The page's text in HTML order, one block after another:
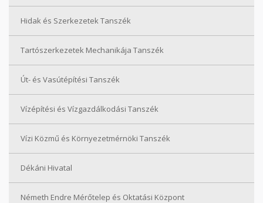
Hidak és Szerkezetek Tanszék
Tartószerkezetek Mechanikája Tanszék
Út- és Vasútépítési Tanszék
Vízépítési és Vízgazdálkodási Tanszék
Vízi Közmű és Környezetmérnöki Tanszék
Dékáni Hivatal
Németh Endre Mérőtelep és Oktatási Központ